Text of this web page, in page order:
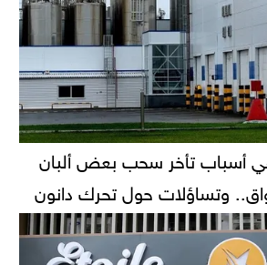
أسباب تأخر سحب بعض ألبان
وتساؤلات حول تحرك دانون